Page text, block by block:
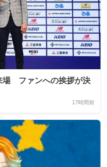
場 ファンへの挨拶が決
17時間前